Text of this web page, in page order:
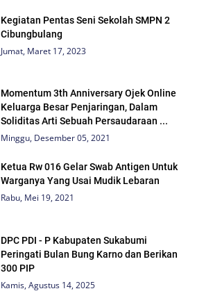
Kegiatan Pentas Seni Sekolah SMPN 2
Cibungbulang
Jumat, Maret 17, 2023
Momentum 3th Anniversary Ojek Online
Keluarga Besar Penjaringan, Dalam
Soliditas Arti Sebuah Persaudaraan ...
Minggu, Desember 05, 2021
Ketua Rw 016 Gelar Swab Antigen Untuk
Warganya Yang Usai Mudik Lebaran
Rabu, Mei 19, 2021
DPC PDI - P Kabupaten Sukabumi
Peringati Bulan Bung Karno dan Berikan
300 PIP
Kamis, Agustus 14, 2025